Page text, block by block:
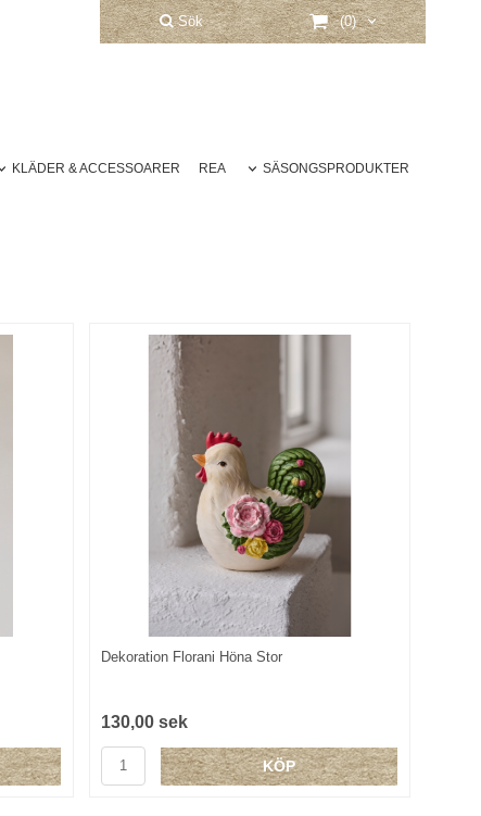
Sök (0)
KLÄDER & ACCESSOARER REA SÄSONGSPRODUKTER
Dekoration Florani Höna Stor
130,00 sek
KÖP